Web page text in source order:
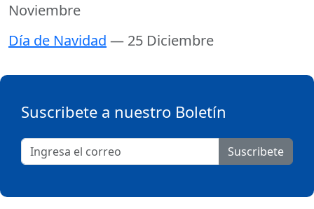
Noviembre
Día de Navidad — 25 Diciembre
Suscribete a nuestro Boletín
Suscribete